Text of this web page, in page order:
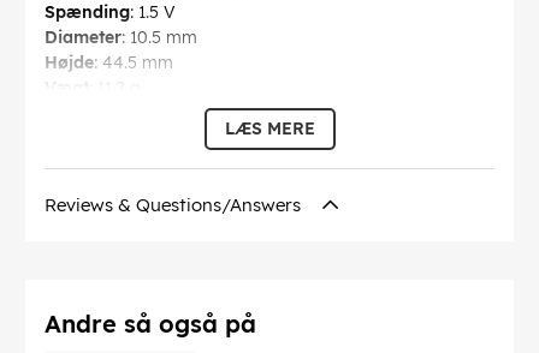
Spænding: 1.5 V
Diameter: 10.5 mm
Højde: 44.5 mm
Vægt
: alkaline mangan batteri
Forbrug enhed: 12 stk. æske
4008496129850
EAN:
LÆS MERE
Reviews & Questions/Answers
Andre så også på